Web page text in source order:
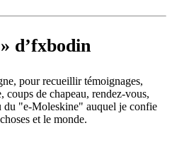
d’fxbodin
pour recueillir témoignages,
coups de chapeau, rendez-vous,
"e-Moleskine" auquel je confie
et le monde.